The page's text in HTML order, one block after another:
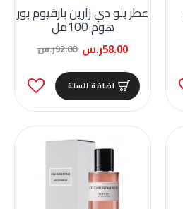
عطر بلو دي زارين بارفيوم بور
هوم 100مل
58.00ر.س 92.00ر.س
اضافة للسلة